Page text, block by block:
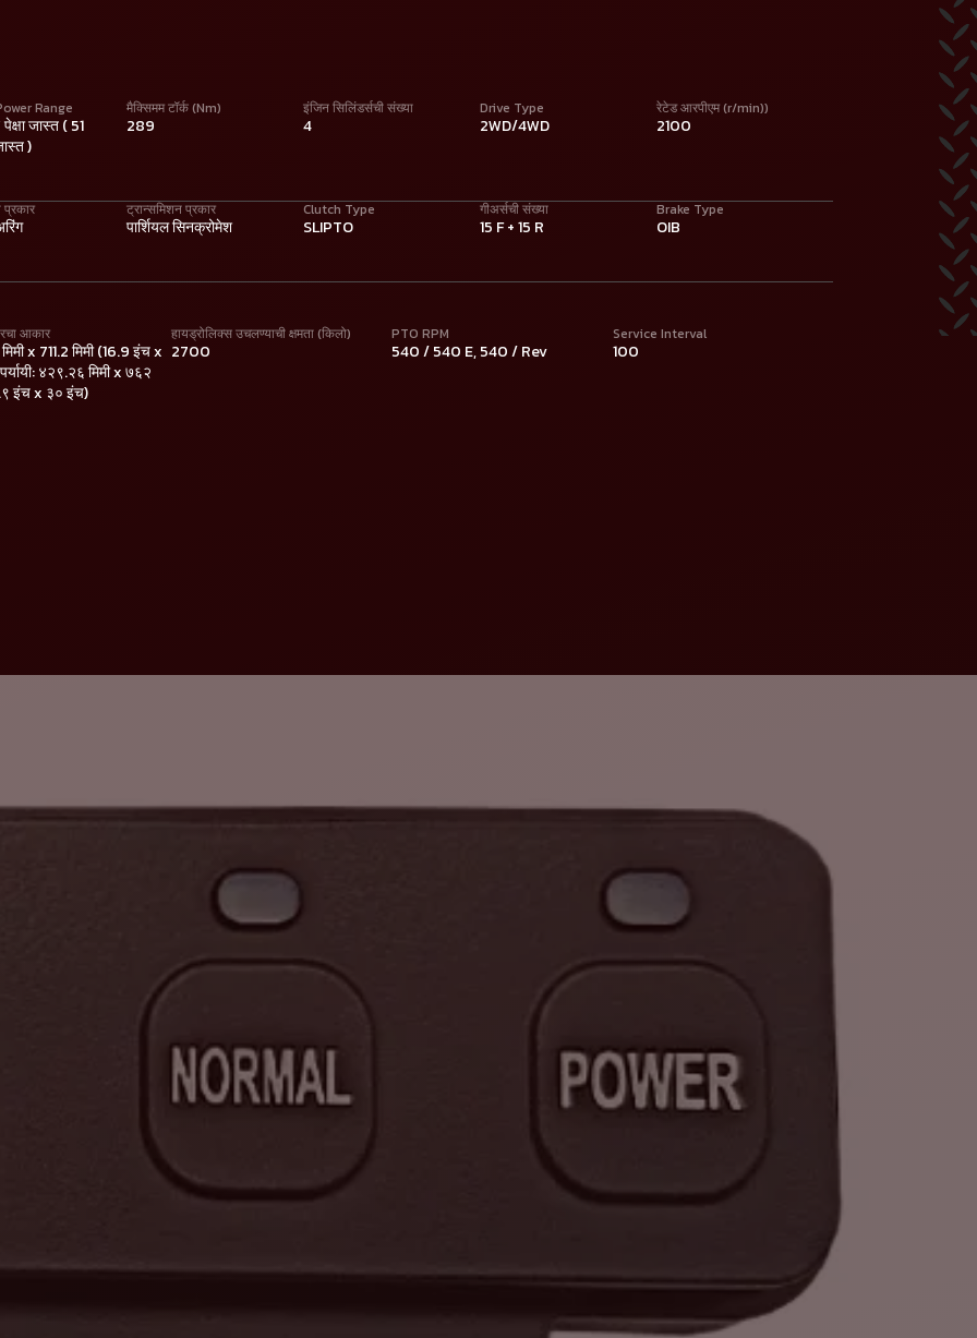
Range
जास्त ( 51
)
मैक्सिमम टॉर्क (Nm)
289
इंजिन सिलिंडर्सची संख्या
4
Drive Type
2WD/4WD
रेटेड आरपीएम (r/min))
2100
प्रकार ट्रान्समिशन प्रकार
पार्शियल सिनक्रोमेश
Clutch Type
SLIPTO
गीअर्सची संख्या
15 F + 15 R
Brake Type
OIB
आकार
x 711.2 मिमी (16.9 इंच x
४२९.२६ मिमी x ७६२
इंच x ३० इंच)
हायड्रोलिक्स उचलण्याची क्षमता (किलो)
2700
PTO RPM
540 / 540 E, 540 / Rev
Service Interval
100